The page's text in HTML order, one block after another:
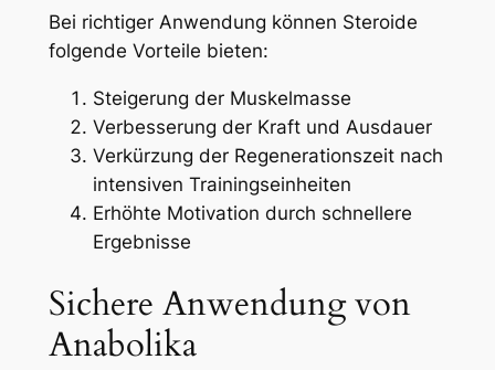
Bei richtiger Anwendung können Steroide
folgende Vorteile bieten:
Steigerung der Muskelmasse
Verbesserung der Kraft und Ausdauer
Verkürzung der Regenerationszeit nach
intensiven Trainingseinheiten
Erhöhte Motivation durch schnellere
Ergebnisse
Sichere Anwendung von
Anabolika